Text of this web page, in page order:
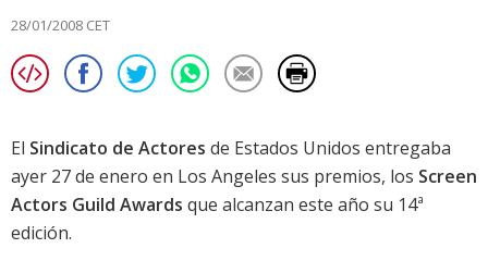
28/01/2008 CET
El Sindicato de Actores de Estados Unidos entregaba
ayer 27 de enero en Los Angeles sus premios, los Screen
Actors Guild Awards que alcanzan este año su 14ª
edición.